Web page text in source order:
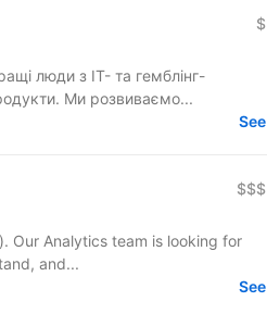
$
люди з IT- та гемблінг-
Ми розвиваємо...
See
$$$
Our Analytics team is looking for
and...
See